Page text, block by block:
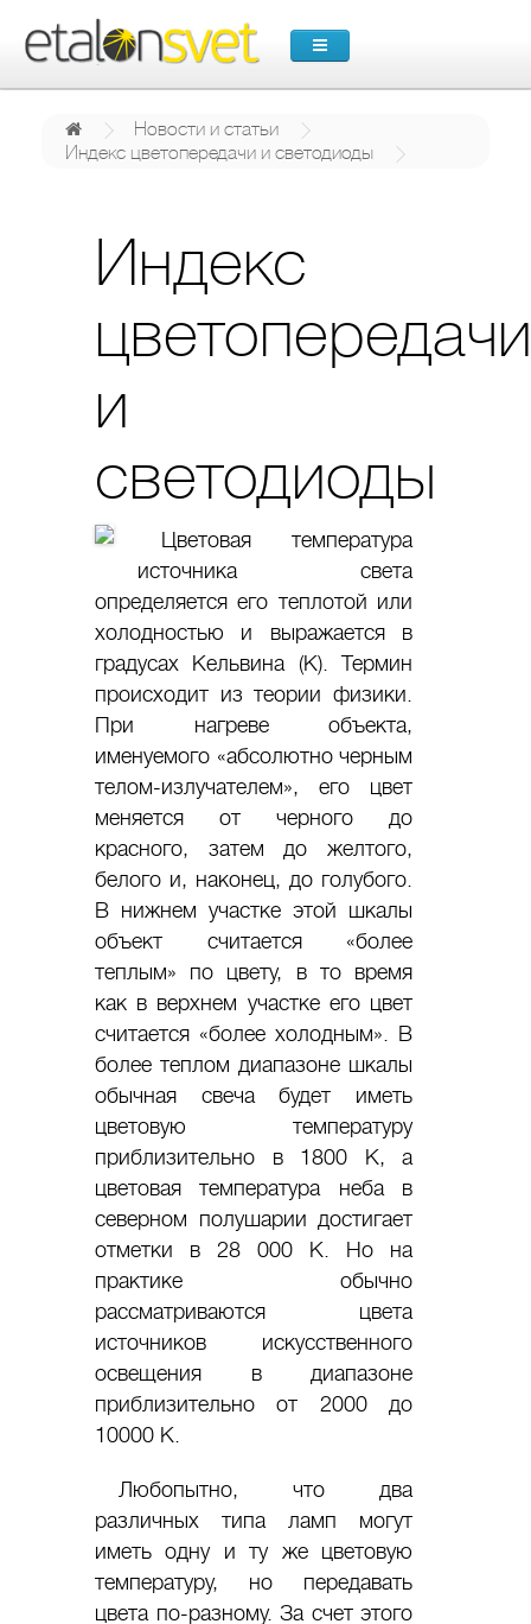
Новости и статьи
Индекс цветопередачи и светодиоды
Индекс
цветопередачи
и
светодиоды
Цветовая температура
источника света
определяется его теплотой или
холодностью и выражается в
градусах Кельвина (К). Термин
происходит из теории физики.
При нагреве объекта,
именуемого «абсолютно черным
телом-излучателем», его цвет
меняется от черного до
красного, затем до желтого,
белого и, наконец, до голубого.
В нижнем участке этой шкалы
объект считается «более
теплым» по цвету, в то время
как в верхнем участке его цвет
считается «более холодным». В
более теплом диапазоне шкалы
обычная свеча будет иметь
цветовую температуру
приблизительно в 1800 К, а
цветовая температура неба в
северном полушарии достигает
отметки в 28 000 К. Но на
практике обычно
рассматриваются цвета
источников искусственного
освещения в диапазоне
приблизительно от 2000 до
10000 К.
Любопытно, что два
различных типа ламп могут
иметь одну и ту же цветовую
температуру, но передавать
цвета по-разному. За счет этого